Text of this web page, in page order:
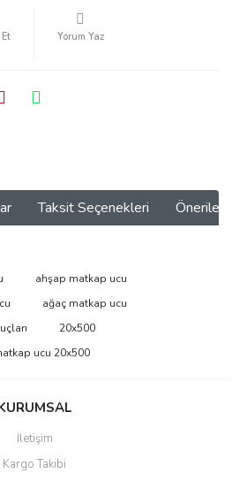
Yorum Yaz
Taksit Seçenekleri
ilk yorumu siz yapın!
Yorum Yaz
ürün açıklamalarında ve diğer
ederiz.
daha pahalı.
olmalı.
ahşap matkap ucu
ağaç matkap ucu
20x500
ucu 20x500
İletişim
Kargo Takibi